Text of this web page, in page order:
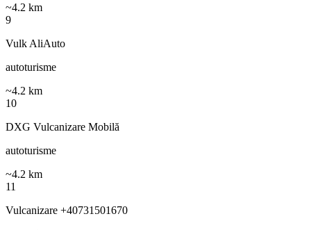
~4.2 km
9
Vulk AliAuto
autoturisme
~4.2 km
10
DXG Vulcanizare Mobilă
autoturisme
~4.2 km
11
Vulcanizare +40731501670